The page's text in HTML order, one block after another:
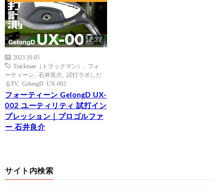
12:37
2023.10.05
Trackman（トラックマン）
フォ
ーティーン
石井良介
試打ラボしだ
るTV, GelongD UX-002
フォーティーン GelongD UX-
002 ユーティリティ 試打イン
プレッション｜プロゴルファ
ー 石井良介
サイト内検索